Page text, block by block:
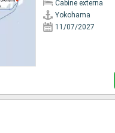
Cabine externa
Yokohama
11/07/2027